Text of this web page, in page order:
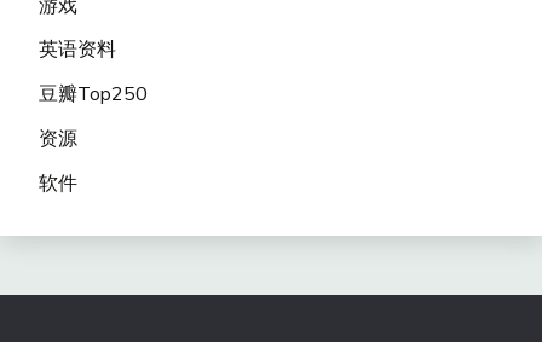
英语资料
豆瓣Top250
资源
软件